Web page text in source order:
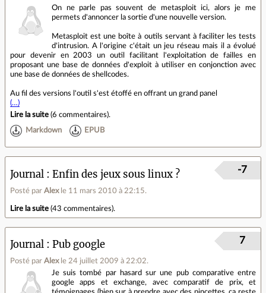
On ne parle pas souvent de metasploit ici, alors je me
permets d'annoncer la sortie d'une nouvelle version.
Metasploit est une boîte à outils servant à faciliter les tests
d'intrusion. A l'origine c'était un jeu réseau mais il a évolué
pour devenir en 2003 un outil facilitant l'exploitation de failles en
proposant une base de données d'exploit à utiliser en conjonction avec
une base de données de shellcodes.
Au fil des versions l'outil s'est étoffé en offrant un grand panel
(…)
Lire la suite (6 commentaires).
Markdown EPUB
Journal Enfin des jeux sous linux ?
Posté par Alex le 11 mars 2010 à 22:15.
-7
Lire la suite (43 commentaires).
Journal Pub google
Posté par Alex le 24 juillet 2009 à 22:02.
7
Je suis tombé par hasard sur une pub comparative entre
google apps et exchange, avec comparatif de prix, et